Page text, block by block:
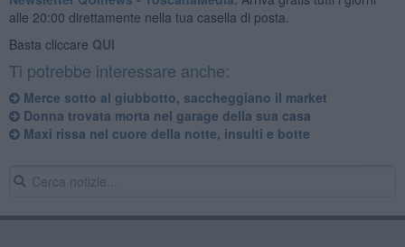
alle 20:00 direttamente nella tua casella di posta.
Basta cliccare QUI
Ti potrebbe interessare anche:
Merce sotto al giubbotto, saccheggiano il market
Donna trovata morta nel garage della sua casa
Maxi rissa nel cuore della notte, insulti e botte